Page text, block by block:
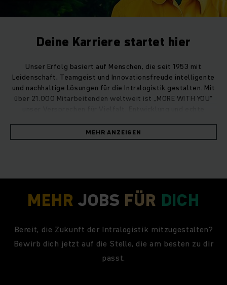
Deine Karriere startet hier
Unser Erfolg basiert auf Menschen, die seit 1953 mit
Leidenschaft, Teamgeist und Innovationsfreude intelligente
und nachhaltige Lösungen für die Intralogistik gestalten. Mit
über 21.000 Mitarbeitenden weltweit ist „MORE WITH YOU“
MEHR ANZEIGEN
MEHR JOBS FÜR DICH
Bereit, die Zukunft der Intralogistik mitzugestalten?
Bewirb dich jetzt auf die Stelle, die am besten zu dir
passt.